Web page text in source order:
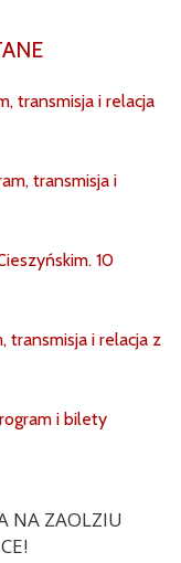
transmisja i relacja
transmisja i
10
transmisja i relacja z
i bilety
NA ZAOLZIU